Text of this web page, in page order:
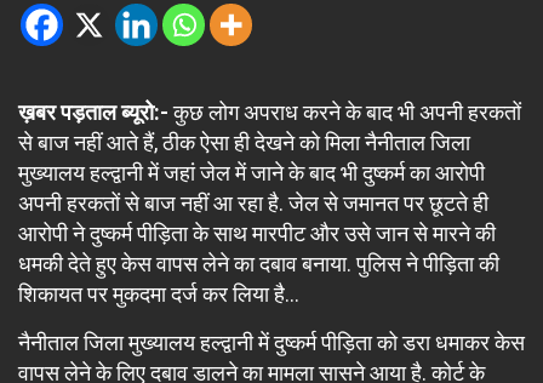
ख़बर पड़ताल ब्यूरो:-कुछ लोग अपराध करने के बाद भी अपनी हरकतों
से बाज नहीं आते हैं, ठीक ऐसा ही देखने को मिला नैनीताल जिला
मुख्यालय हल्द्वानी में जहां जेल में जाने के बाद भी दुष्कर्म का आरोपी
अपनी हरकतों से बाज नहीं आ रहा है. जेल से जमानत पर छूटते ही
आरोपी ने दुष्कर्म पीड़िता के साथ मारपीट और उसे जान से मारने की
धमकी देते हुए केस वापस लेने का दबाव बनाया. पुलिस ने पीड़िता की
शिकायत पर मुकदमा दर्ज कर लिया है…
नैनीताल जिला मुख्यालय हल्द्वानी में दुष्कर्म पीड़िता को डरा धमाकर केस
वापस लेने के लिए दबाव डालने का मामला सासने आया है. कोर्ट के